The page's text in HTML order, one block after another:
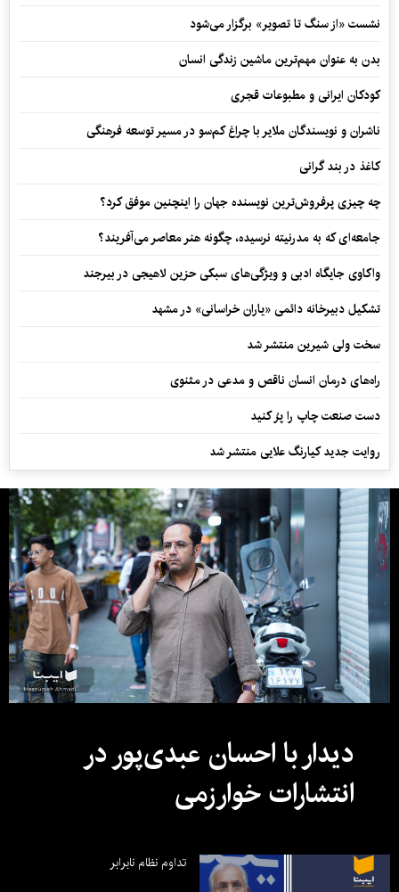
نشست «از سنگ تا تصویر» برگزار می‌شود
بدن به عنوان مهم‌ترین ماشین زندگی انسان
کودکان ایرانی و مطبوعات قجری
ناشران و نویسندگان ملایر با چراغ کم‌سو در مسیر توسعه فرهنگی
کاغذ در بند گرانی
چه چیزی پرفروش‌ترین نویسنده جهان را اینچنین موفق کرد؟
جامعه‌ای که به مدرنیته نرسیده، چگونه هنر معاصر می‌آفریند؟
واکاوی جایگاه ادبی و ویژگی‌های سبکی حزین لاهیجی در بیرجند
تشکیل دبیرخانه دائمی «یاران خراسانی» در مشهد
سخت ولی شیرین منتشر شد
راه‌های درمان انسان ناقص و مدعی در مثنوی
دست صنعت چاپ را پرُ کنید
روایت جدید کیارنگ علایی منتشر شد
دیدار با احسان عبدی‌پور در
انتشارات خوارزمی
تداوم نظام نابرابر